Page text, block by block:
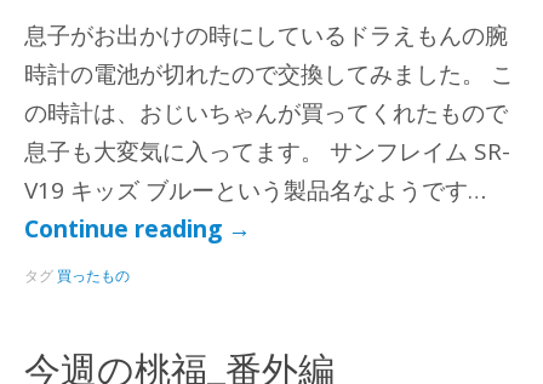
息子がお出かけの時にしているドラえもんの腕
時計の電池が切れたので交換してみました。 こ
の時計は、おじいちゃんが買ってくれたもので
息子も大変気に入ってます。 サンフレイム SR-
V19 キッズ ブルーという製品名なようです…
Continue reading →
タグ 買ったもの
今週の桃福_番外編